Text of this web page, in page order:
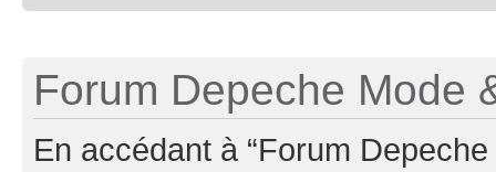
Forum Depeche Mode
En accédant à “Forum